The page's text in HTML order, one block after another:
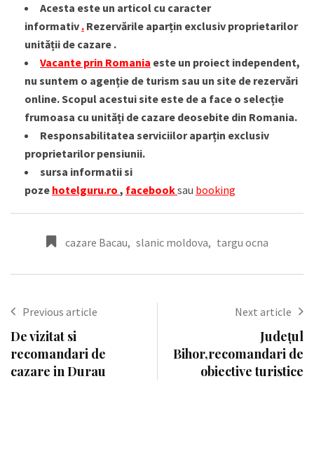
Acesta este un articol cu caracter
informativ . Rezervările aparțin exclusiv proprietarilor
unității de cazare .
Vacante prin Romania este un proiect independent,
nu suntem o agenție de turism sau un site de rezervări
online. Scopul acestui site este de a face o selecție
frumoasa cu unități de cazare deosebite din Romania.
Responsabilitatea serviciilor aparțin exclusiv
proprietarilor pensiunii.
sursa informatii si
poze hotelguru.ro , facebooksau booking
cazare Bacau, slanic moldova, targu ocna
Previous article
De vizitat si
recomandari de
cazare in Durau
Next article
Județul
Bihor,recomandari de
obiective turistice